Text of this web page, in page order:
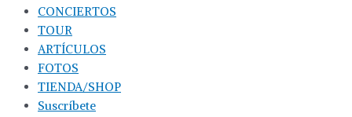
CONCIERTOS
TOUR
ARTÍCULOS
FOTOS
TIENDA/SHOP
Suscríbete